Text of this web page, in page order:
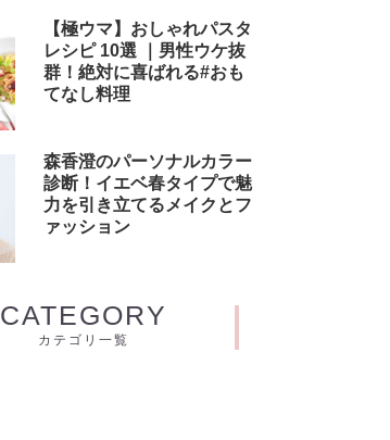
【極ウマ】おしゃれパスタ
レシピ 10選 ｜男性ウケ抜
群！絶対に喜ばれる#おも
てなし料理
森香澄のパーソナルカラー
診断！イエベ春タイプで魅
力を引き立てるメイクとフ
ァッション
CATEGORY
カテゴリ一覧